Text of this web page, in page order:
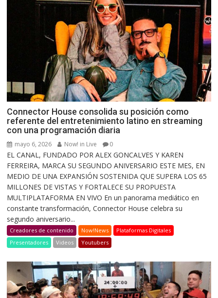
Connector House consolida su posición como
referente del entretenimiento latino en streaming
con una programación diaria
mayo 6, 2026 Now! in Live 0
EL CANAL, FUNDADO POR ALEX GONCALVES Y KAREN
FERREIRA, MARCA SU SEGUNDO ANIVERSARIO ESTE MES, EN
MEDIO DE UNA EXPANSIÓN SOSTENIDA QUE SUPERA LOS 65
MILLONES DE VISTAS Y FORTALECE SU PROPUESTA
MULTIPLATAFORMA EN VIVO En un panorama mediático en
constante transformación, Connector House celebra su
segundo aniversario...
Creadores de contenido Now!News
Plataformas Digitales
Presentadores
Videos Youtubers